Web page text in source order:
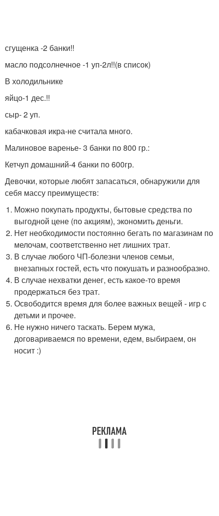
сгущенка -2 банки!!
масло подсолнечное -1 уп-2л!!(в список)
В холодильнике
яйцо-1 дес.!!
сыр- 2 уп.
кабачковая икра-не считала много.
Малиновое варенье- 3 банки по 800 гр.:
Кетчуп домашний-4 банки по 600гр.
Девочки, которые любят запасаться, обнаружили для
себя массу преимуществ:
Можно покупать продукты, бытовые средства по
выгодной цене (по акциям), экономить деньги.
Нет необходимости постоянно бегать по магазинам по
мелочам, соответственно нет лишних трат.
В случае любого ЧП-болезни членов семьи,
внезапных гостей, есть что покушать и разнообразно.
В случае нехватки денег, есть какое-то время
продержаться без трат.
Освободится время для более важных вещей - игр с
детьми и прочее.
Не нужно ничего таскать. Берем мужа,
договариваемся по времени, едем, выбираем, он
носит :)